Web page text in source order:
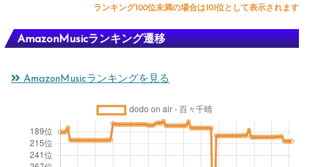
ランキング100位未満の場合は101位として表示されます
AmazonMusicランキング遷移
AmazonMusicランキングを見る